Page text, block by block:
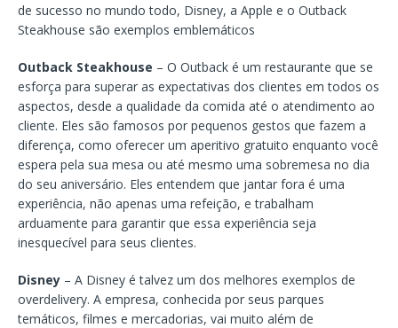
de sucesso no mundo todo, Disney, a Apple e o Outback
Steakhouse são exemplos emblemáticos
Outback Steakhouse – O Outback é um restaurante que se
esforça para superar as expectativas dos clientes em todos os
aspectos, desde a qualidade da comida até o atendimento ao
cliente. Eles são famosos por pequenos gestos que fazem a
diferença, como oferecer um aperitivo gratuito enquanto você
espera pela sua mesa ou até mesmo uma sobremesa no dia
do seu aniversário. Eles entendem que jantar fora é uma
experiência, não apenas uma refeição, e trabalham
arduamente para garantir que essa experiência seja
inesquecível para seus clientes.
Disney – A Disney é talvez um dos melhores exemplos de
overdelivery. A empresa, conhecida por seus parques
temáticos, filmes e mercadorias, vai muito além de